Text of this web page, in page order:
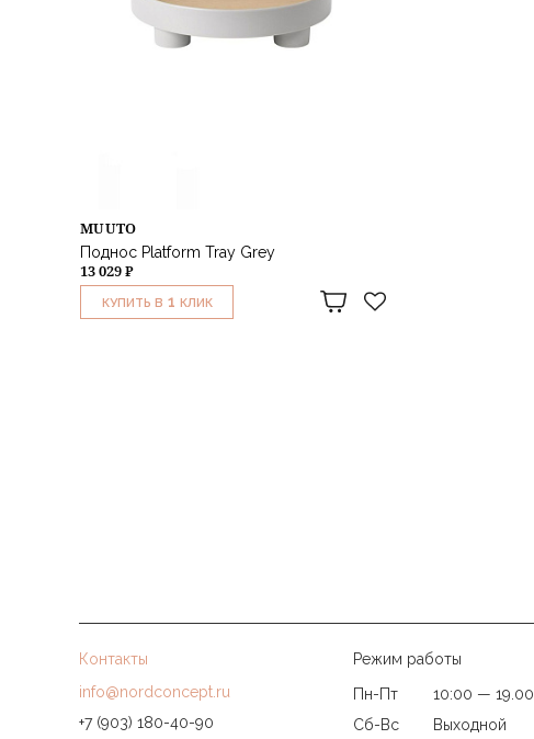
MUUTO
Поднос Platform Tray Grey
13 029 ₽
КУПИТЬ В 1 КЛИК
Контакты
info@nordconcept.ru
+7 (903) 180-40-90
Режим работы
Пн-Пт
10:00 — 19.00
Сб-Вс
Выходной